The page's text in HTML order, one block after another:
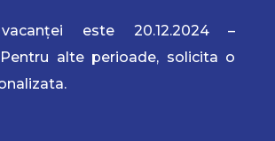
este 20.12.2024 –
Pentru alte perioade, solicita o